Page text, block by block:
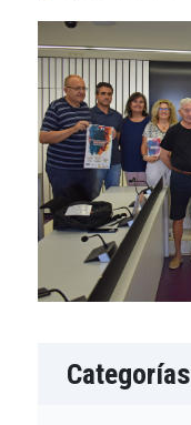
Categorías